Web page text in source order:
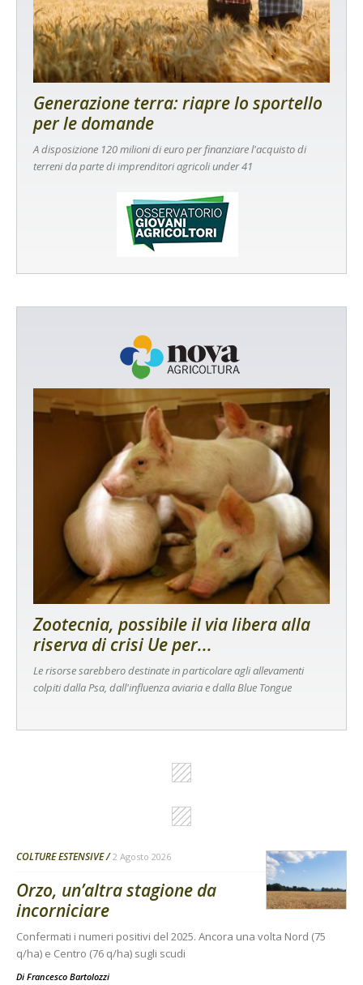
Generazione terra: riapre lo sportello
per le domande
A disposizione 120 milioni di euro per finanziare l'acquisto di
terreni da parte di imprenditori agricoli under 41
Zootecnia, possibile il via libera alla
riserva di crisi Ue per...
Le risorse sarebbero destinate in particolare agli allevamenti
colpiti dalla Psa, dall'influenza aviaria e dalla Blue Tongue
COLTURE ESTENSIVE 2 Agosto 2026
Orzo, un’altra stagione da
incorniciare
Confermati i numeri positivi del 2025. Ancora una volta Nord (75
q/ha) e Centro (76 q/ha) sugli scudi
Di Francesco Bartolozzi